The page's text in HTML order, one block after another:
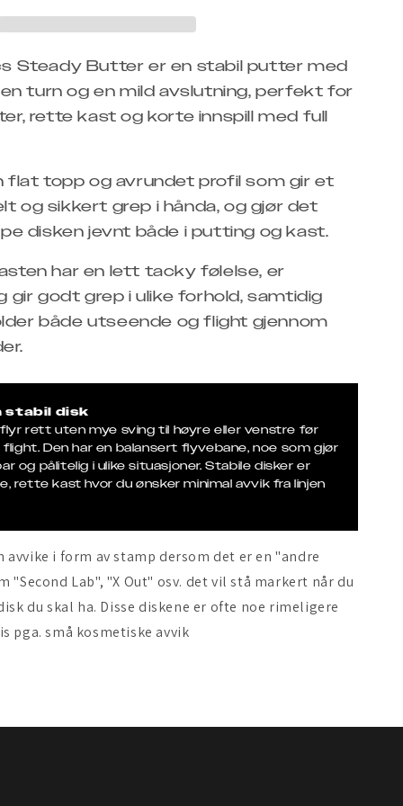
Steady Butter er en stabil putter med
turn og en mild avslutning, perfekt for
rette kast og korte innspill med full
flat topp og avrundet profil som gir et
og sikkert grep i hånda, og gjør det
disken jevnt både i putting og kast.
har en lett tacky følelse, er
gir godt grep i ulike forhold, samtidig
både utseende og flight gjennom
stabil disk
flyr rett uten mye sving til høyre eller venstre før
Den har en balansert flyvebane, noe som gjør
og pålitelig i ulike situasjoner. Stabile disker er
rette kast hvor du ønsker minimal avvik fra linjen
avvike i form av stamp dersom det er en "andre
"Second Lab", "X Out" osv. det vil stå markert når du
du skal ha. Disse diskene er ofte noe rimeligere
pga. små kosmetiske avvik